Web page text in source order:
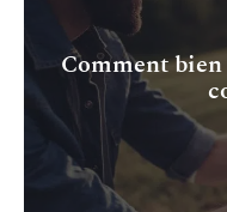
Comment